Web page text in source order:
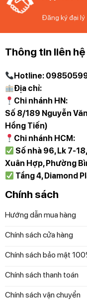
Đăng ký đại lý
Thông tin liên hệ
Hotline:
Địa chỉ:
Chi nhánh HN:
Số 8/189 Nguyễn
Hồng Tiến)
Chi nhánh HCM:
Số nhà 96, Lk 7-
Xuân Hợp, Phường
Tầng 4, Diamond
Chính sách
Hướng dẫn mua hàng
Chính sách cửa hàng
Chính sách bảo mật
Chính sách thanh toán
Chính sách vận chuyển